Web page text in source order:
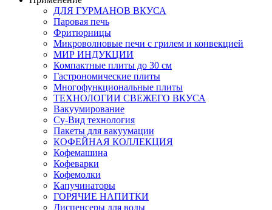
ДЛЯ ГУРМАНОВ ВКУСА
Паровая печь
Фритюрницы
Микроволновые печи с грилем и конвекцией
МИР ИНДУКЦИИ
Компактные плиты до 30 см
Гастрономические плиты
Многофункциональные плиты
ТЕХНОЛОГИИ СВЕЖЕГО ВКУСА
Вакуумирование
Су-Вид технология
Пакеты для вакуумации
КОФЕЙНАЯ КОЛЛЕКЦИЯ
Кофемашина
Кофеварки
Кофемолки
Капучинаторы
ГОРЯЧИЕ НАПИТКИ
Диспенсеры для воды